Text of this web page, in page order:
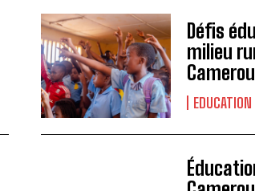
Défis
milieu
EDUCATION